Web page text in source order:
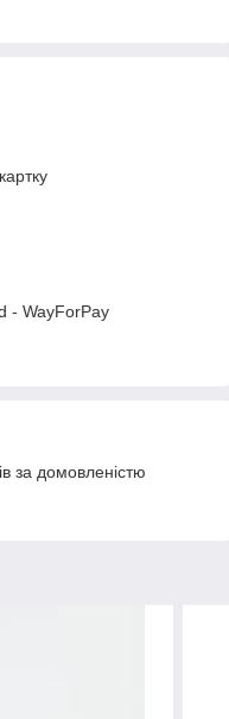
- WayForPay
за домовленістю